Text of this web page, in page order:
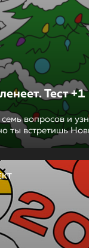
Тест +1
вопросов и
ты встретишь